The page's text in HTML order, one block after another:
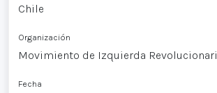
Chile
Organización
Movimiento de Izquierda
Fecha